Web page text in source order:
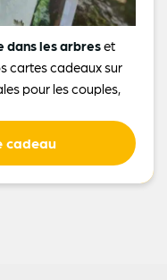
dans les arbreset
cartes cadeaux sur
pour les couples,
cadeau